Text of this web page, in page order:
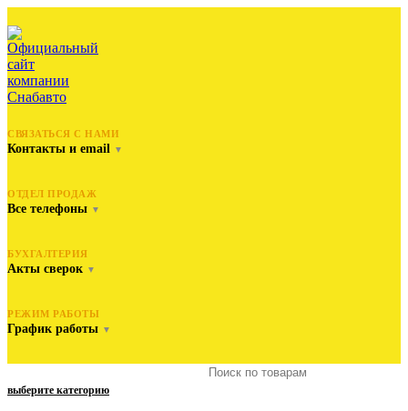
СВЯЗАТЬСЯ С НАМИ
Контакты и email ▼
ОТДЕЛ ПРОДАЖ
Все телефоны ▼
БУХГАЛТЕРИЯ
Акты сверок ▼
РЕЖИМ РАБОТЫ
График работы ▼
выберите категорию